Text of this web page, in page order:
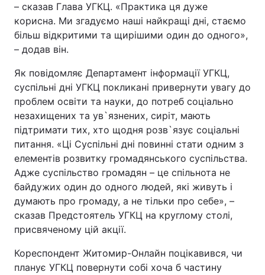
– сказав Глава УГКЦ. «Практика ця дуже
корисна. Ми згадуємо наші найкращі дні, стаємо
більш відкритими та щирішими один до одного»,
– додав він.
Як повідомляє Департамент інформації УГКЦ,
суспільні дні УГКЦ покликані привернути увагу до
проблем освіти та науки, до потреб соціально
незахищених та ув`язнених, сиріт, мають
підтримати тих, хто щодня розв`язує соціальні
питання. «Ці Суспільні дні повинні стати одним з
елементів розвитку громадянського суспільства.
Адже суспільство громадян – це спільнота не
байдужих один до одного людей, які живуть і
думають про громаду, а не тільки про себе», –
сказав Предстоятель УГКЦ на круглому столі,
присвяченому цій акції.
Кореспондент Житомир-Онлайн поцікавився, чи
планує УГКЦ повернути собі хоча б частину